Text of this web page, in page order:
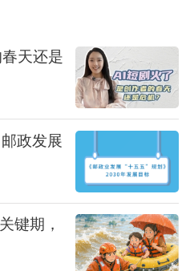
天还是
政发展
键期，